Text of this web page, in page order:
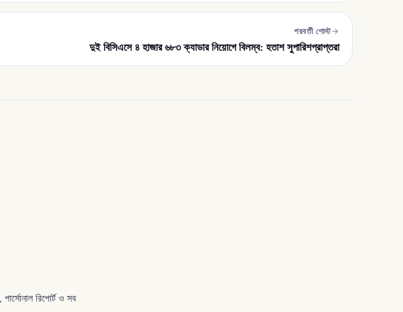
পরবর্তী পোস্ট
দুই বিসিএসে ৪ হাজার ৬৮৩ ক্যাডার নিয়োগে বিলম্ব: হতাশ সুপারিশপ্রাপ্তরা
রিপোর্ট ও সব